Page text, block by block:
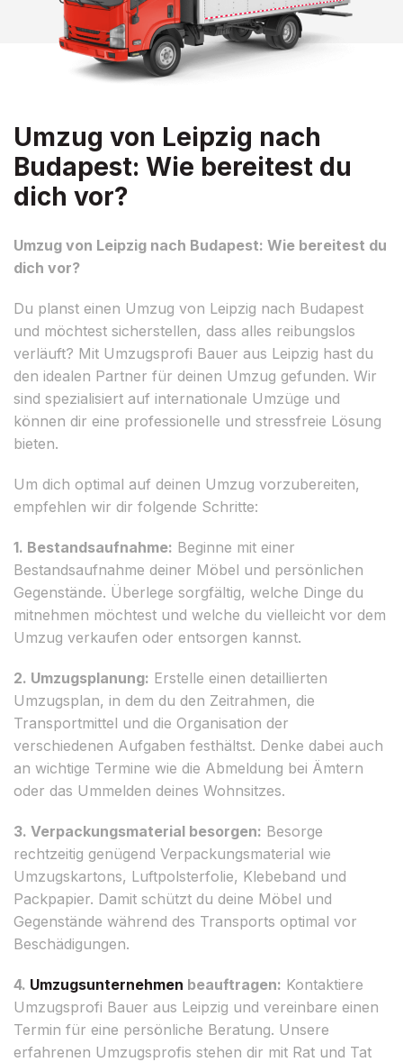
Umzug von Leipzig nach
Budapest: Wie bereitest du
dich vor?
Umzug von Leipzig nach Budapest: Wie bereitest du
dich vor?
Du planst einen Umzug von Leipzig nach Budapest
und möchtest sicherstellen, dass alles reibungslos
verläuft? Mit Umzugsprofi Bauer aus Leipzig hast du
den idealen Partner für deinen Umzug gefunden. Wir
sind spezialisiert auf internationale Umzüge und
können dir eine professionelle und stressfreie Lösung
bieten.
Um dich optimal auf deinen Umzug vorzubereiten,
empfehlen wir dir folgende Schritte:
1. Bestandsaufnahme: Beginne mit einer
Bestandsaufnahme deiner Möbel und persönlichen
Gegenstände. Überlege sorgfältig, welche Dinge du
mitnehmen möchtest und welche du vielleicht vor dem
Umzug verkaufen oder entsorgen kannst.
2. Umzugsplanung: Erstelle einen detaillierten
Umzugsplan, in dem du den Zeitrahmen, die
Transportmittel und die Organisation der
verschiedenen Aufgaben festhältst. Denke dabei auch
an wichtige Termine wie die Abmeldung bei Ämtern
oder das Ummelden deines Wohnsitzes.
3. Verpackungsmaterial besorgen: Besorge
rechtzeitig genügend Verpackungsmaterial wie
Umzugskartons, Luftpolsterfolie, Klebeband und
Packpapier. Damit schützt du deine Möbel und
Gegenstände während des Transports optimal vor
Beschädigungen.
4. Umzugsunternehmen beauftragen: Kontaktiere
Umzugsprofi Bauer aus Leipzig und vereinbare einen
Termin für eine persönliche Beratung. Unsere
erfahrenen Umzugsprofis stehen dir mit Rat und Tat